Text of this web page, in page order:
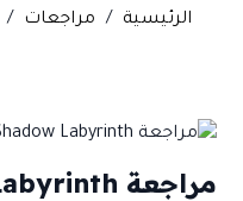
الرئيسية / مراجعات /
مراجعة Shadow Labyrinth